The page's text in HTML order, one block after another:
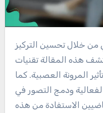
هذه المقالة تقنيات
المرونة العصبية. كما
ودمج التصور في
الاستفادة من هذه